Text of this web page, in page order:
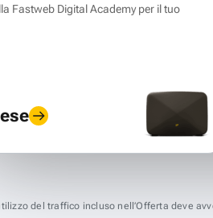
Fastweb Digital Academy per il tuo
del traffico incluso nell’Offerta deve